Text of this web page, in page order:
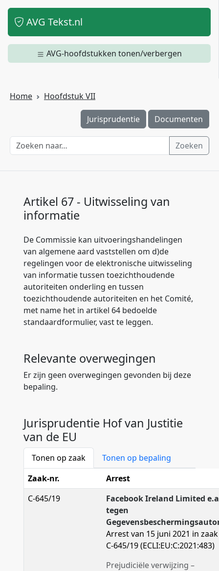
AVG Tekst.nl
AVG-hoofdstukken tonen/verbergen
Home Hoofdstuk VII
Jurisprudentie Documenten
Zoeken
Artikel 67 - Uitwisseling van
informatie
De Commissie kan uitvoeringshandelingen
van algemene aard vaststellen om d)de
regelingen voor de elektronische uitwisseling
van informatie tussen toezichthoudende
autoriteiten onderling en tussen
toezichthoudende autoriteiten en het Comité,
met name het in artikel 64 bedoelde
standaardformulier, vast te leggen.
Relevante overwegingen
Er zijn geen overwegingen gevonden bij deze
bepaling.
Jurisprudentie Hof van Justitie
van de EU
Tonen op zaak
Tonen op bepaling
Zaak-nr.
Arrest
C-645/19
Facebook Ireland Limited
tegen
Arrest van 15 juni 2021 in
C-645/19 (ECLI:EU:C:2021:483)
Prejudiciële verwijzing –